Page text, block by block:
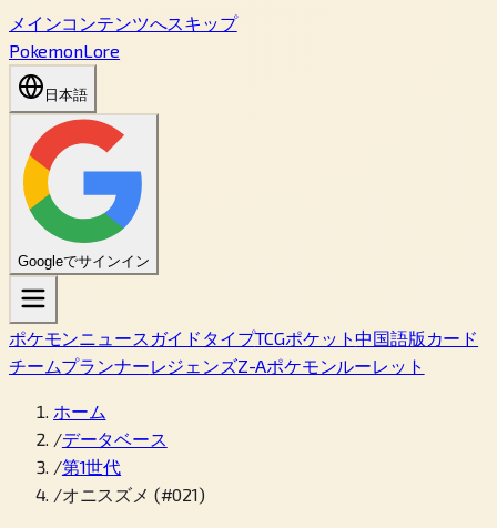
メインコンテンツへスキップ
PokemonLore
日本語
Googleでサインイン
ポケモンニュース ガイド タイプTCGポケット中国語版カード
チームプランナーレジェンズZ-Aポケモンルーレット
ホーム
/データベース
/第1世代
/オニスズメ (#021)